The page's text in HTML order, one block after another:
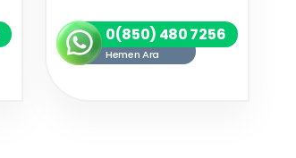
0(850) 480 7256
Hemen Ara